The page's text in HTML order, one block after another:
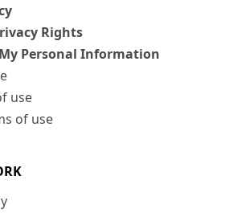
Rights
Personal Information
use
of use